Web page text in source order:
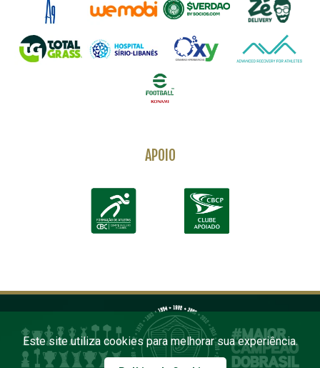
APOIO
Este site utiliza cookies para melhorar sua experiência.